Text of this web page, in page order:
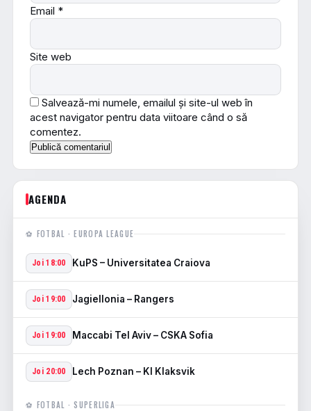
Email *
Site web
Salvează-mi numele, emailul și site-ul web în
acest navigator pentru data viitoare când o să
comentez.
AGENDA
⚽ FOTBAL · EUROPA LEAGUE
Joi 18:00 KuPS – Universitatea Craiova
Joi 19:00 Jagiellonia – Rangers
Joi 19:00 Maccabi Tel Aviv – CSKA Sofia
Joi 20:00 Lech Poznan – KI Klaksvik
⚽ FOTBAL · SUPERLIGA